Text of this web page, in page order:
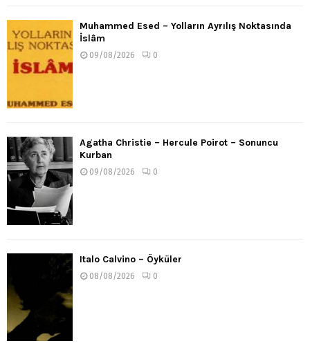
Muhammed Esed – Yolların Ayrılış Noktasında
İslâm
09/08/2026 0
Agatha Christie – Hercule Poirot – Sonuncu
Kurban
09/08/2026 0
Italo Calvino – Öyküler
08/08/2026 0